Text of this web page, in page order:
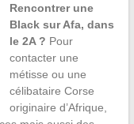
Rencontrer une
Black sur Afa, dans
le 2A ? Pour
contacter une
métisse ou une
célibataire Corse
originaire d’Afrique,